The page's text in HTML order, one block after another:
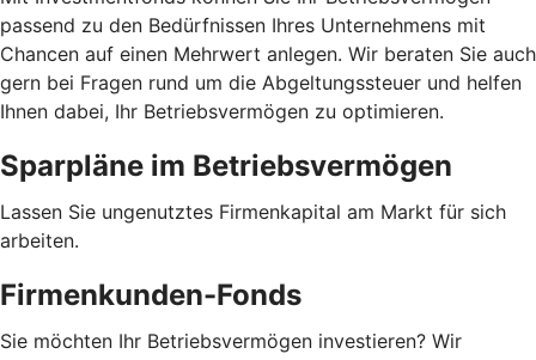
passend zu den Bedürfnissen Ihres Unternehmens mit
Chancen auf einen Mehrwert anlegen. Wir beraten Sie auch
gern bei Fragen rund um die Abgeltungssteuer und helfen
Ihnen dabei, Ihr Betriebsvermögen zu optimieren.
Sparpläne im Betriebsvermögen
Lassen Sie ungenutztes Firmenkapital am Markt für sich
arbeiten.
Firmenkunden-Fonds
Sie möchten Ihr Betriebsvermögen investieren? Wir